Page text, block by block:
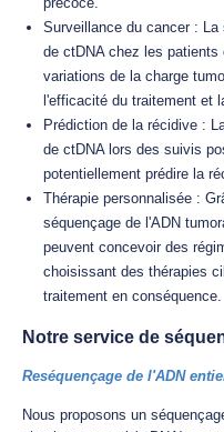
Surveillance du cancer :
de ctDNA chez les
variations de la charge
l'efficacité du traitement et
Prédiction de la récidive :
de ctDNA lors des suivis
potentiellement prédire la
Thérapie personnalisée :
séquençage de l'ADN
peuvent concevoir des
choisissant des thérapies
traitement en conséquence.
Notre service de
Reséquençage de l'ADN
Nous proposons un